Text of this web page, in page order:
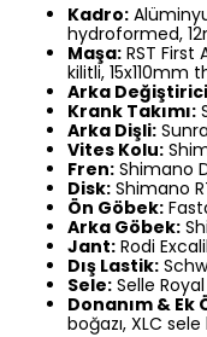
Kadro:
hydroformed,
Maşa: RST First
kilitli, 15x110mm
Arka
Krank Takımı:
Arka Dişli:
Vites Kolu:
Fren: Shimano
Disk: Shimano
Ön Göbek:
Arka Göbek:
Jant: Rodi
Dış Lastik:
Sele: Selle
Donanım & Ek
boğazı, XLC